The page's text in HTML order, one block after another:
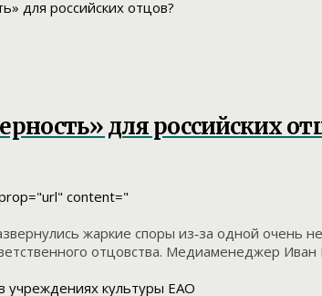
для российских
content="
жаркие споры из‐за одной очень
отцовства. Медиаменеджер